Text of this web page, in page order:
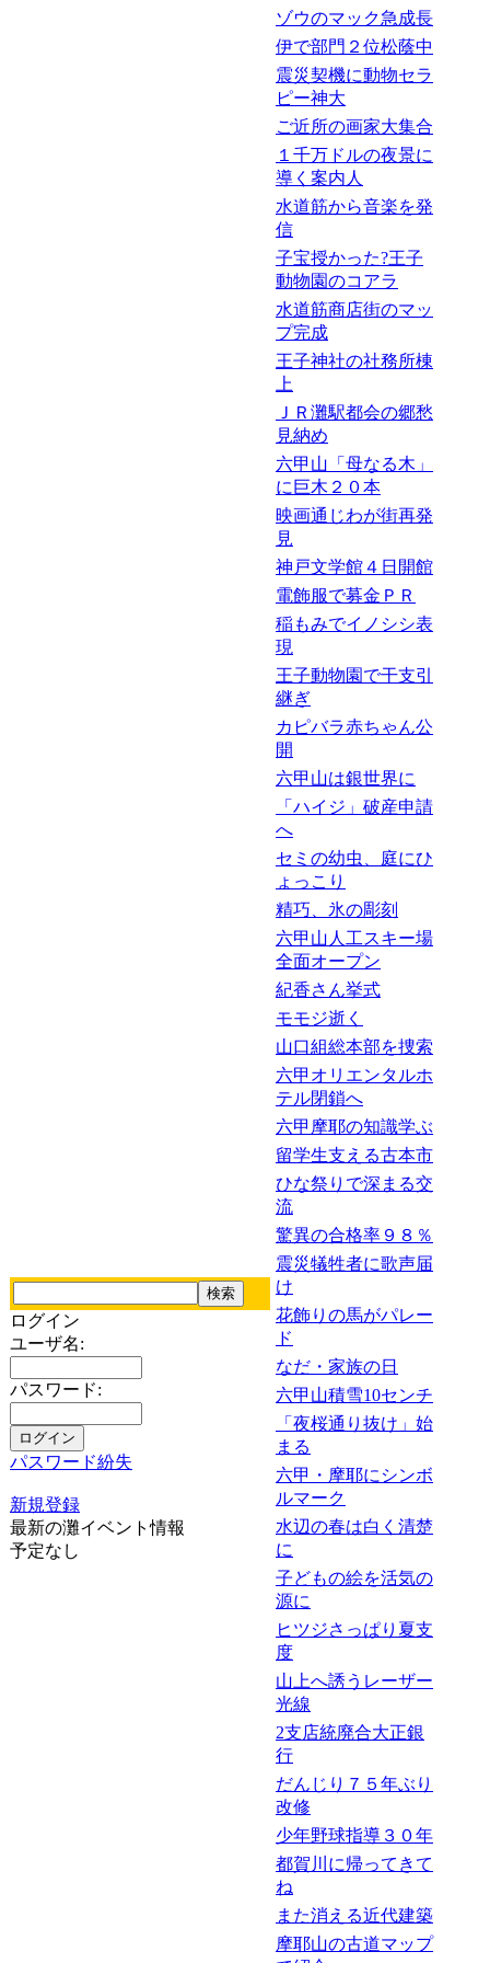
ログイン
ユーザ名:
パスワード:
パスワード紛失
新規登録
最新の灘イベント情報
予定なし
ゾウのマック急成長
伊で部門２位松蔭中
震災契機に動物セラ
ピー神大
ご近所の画家大集合
１千万ドルの夜景に
導く案内人
水道筋から音楽を発
信
子宝授かった?王子
動物園のコアラ
水道筋商店街のマッ
プ完成
王子神社の社務所棟
上
ＪＲ灘駅都会の郷愁
見納め
六甲山「母なる木」
に巨木２０本
映画通じわが街再発
見
神戸文学館４日開館
電飾服で募金ＰＲ
稲もみでイノシシ表
現
王子動物園で干支引
継ぎ
カピバラ赤ちゃん公
開
六甲山は銀世界に
「ハイジ」破産申請
へ
セミの幼虫、庭にひ
ょっこり
精巧、氷の彫刻
六甲山人工スキー場
全面オープン
紀香さん挙式
モモジ逝く
山口組総本部を捜索
六甲オリエンタルホ
テル閉鎖へ
六甲摩耶の知識学ぶ
留学生支える古本市
ひな祭りで深まる交
流
驚異の合格率９８％
震災犠牲者に歌声届
け
花飾りの馬がパレー
ド
なだ・家族の日
六甲山積雪10センチ
「夜桜通り抜け」始
まる
六甲・摩耶にシンボ
ルマーク
水辺の春は白く清楚
に
子どもの絵を活気の
源に
ヒツジさっぱり夏支
度
山上へ誘うレーザー
光線
2支店統廃合大正銀
行
だんじり７５年ぶり
改修
少年野球指導３０年
都賀川に帰ってきて
ね
また消える近代建築
摩耶山の古道マップ